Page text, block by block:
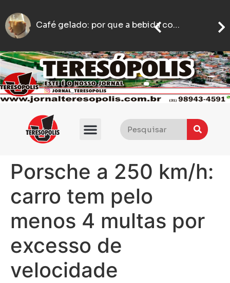
Lic Motoboy abre caminho no trânsito para ajudar mulher que passava mal a chegar ao hospital em BH
motoboy é agredido com socos e empurrões após estacionar em ponto de taxi em BH
Porsche a 250 km/h:
carro tem pelo
menos 4 multas por
excesso de
velocidade